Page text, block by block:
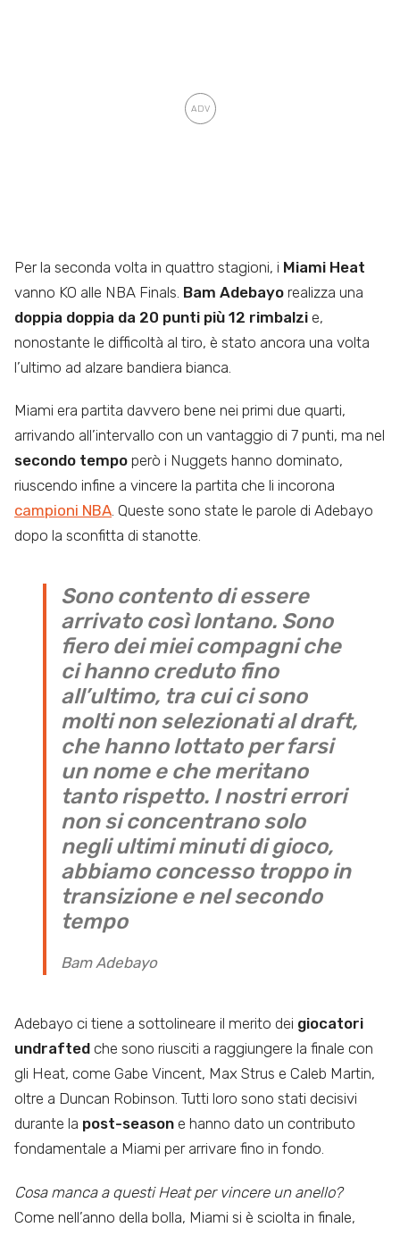
Per la seconda volta in quattro stagioni, i Miami Heat
vanno KO alle NBA Finals. Bam Adebayo realizza una
doppia doppia da 20 punti più 12 rimbalzi e,
nonostante le difficoltà al tiro, è stato ancora una volta
l’ultimo ad alzare bandiera bianca.
Miami era partita davvero bene nei primi due quarti,
arrivando all’intervallo con un vantaggio di 7 punti, ma nel
secondo tempo però i Nuggets hanno dominato,
riuscendo infine a vincere la partita che li incorona
campioni NBA. Queste sono state le parole di Adebayo
dopo la sconfitta di stanotte.
Sono contento di essere
arrivato così lontano. Sono
fiero dei miei compagni che
ci hanno creduto fino
all’ultimo, tra cui ci sono
molti non selezionati al draft,
che hanno lottato per farsi
un nome e che meritano
tanto rispetto. I nostri errori
non si concentrano solo
negli ultimi minuti di gioco,
abbiamo concesso troppo in
transizione e nel secondo
tempo
Bam Adebayo
Adebayo ci tiene a sottolineare il merito dei giocatori
undrafted che sono riusciti a raggiungere la finale con
gli Heat, come Gabe Vincent, Max Strus e Caleb Martin,
oltre a Duncan Robinson. Tutti loro sono stati decisivi
durante la post-season e hanno dato un contributo
fondamentale a Miami per arrivare fino in fondo.
Cosa manca a questi Heat per vincere un anello?
Come nell’anno della bolla, Miami si è sciolta in finale,